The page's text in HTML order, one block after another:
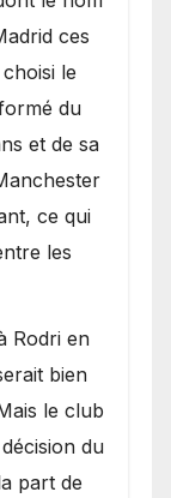
ces
le
du
et de sa
ce qui
les
Rodri en
bien
le club
du
part de